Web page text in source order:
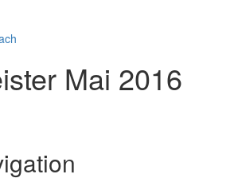
Mai 2016